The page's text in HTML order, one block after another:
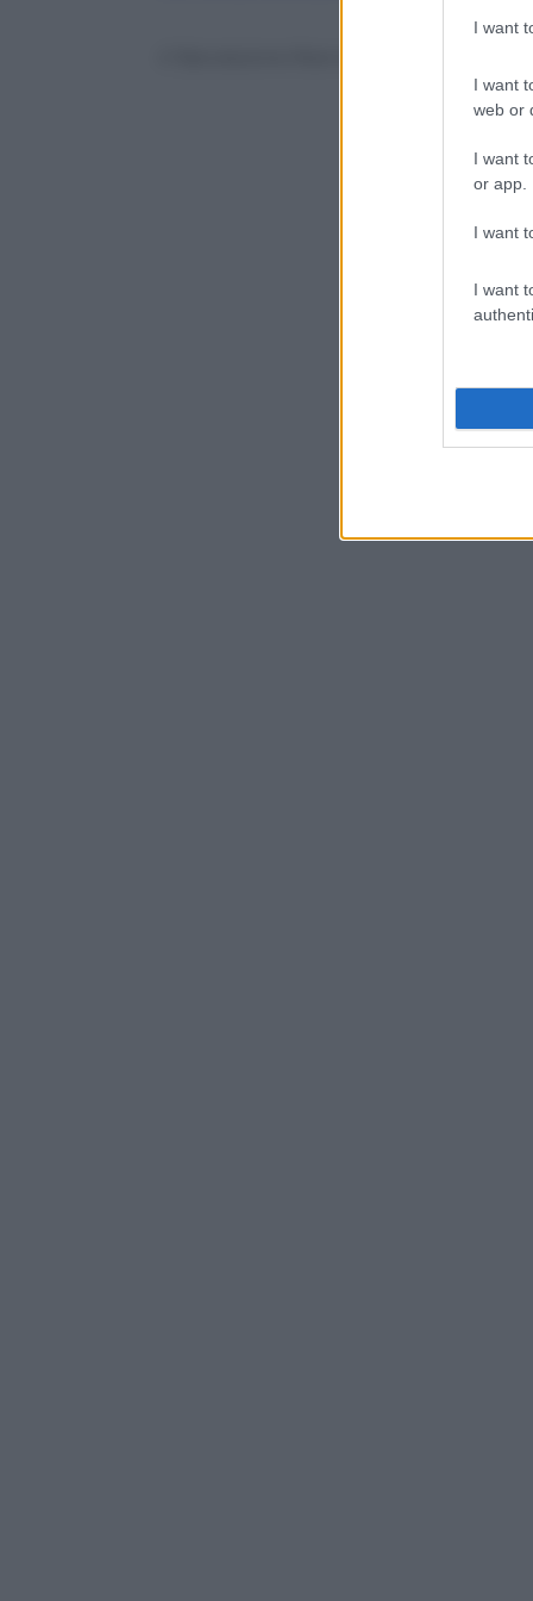
I want
I want
web or
I want
or app.
I want
I want